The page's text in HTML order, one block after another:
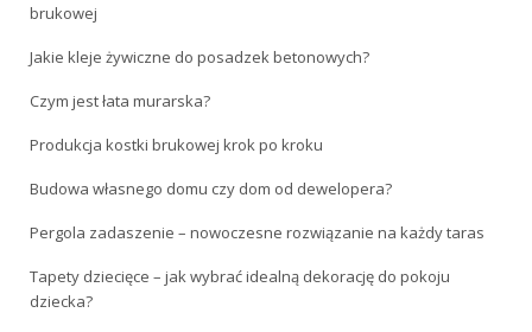
brukowej
Jakie kleje żywiczne do posadzek betonowych?
Czym jest łata murarska?
Produkcja kostki brukowej krok po kroku
Budowa własnego domu czy dom od dewelopera?
Pergola zadaszenie – nowoczesne rozwiązanie na każdy taras
Tapety dziecięce – jak wybrać idealną dekorację do pokoju
dziecka?